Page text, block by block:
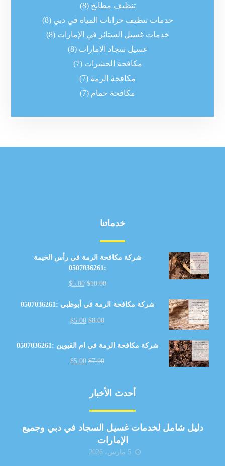
تنظيف مطابخ (8)
خدمات تنظيف خزانات المياه في دبي (8)
خدمات غسيل الستائر في الإمارات (8)
غسيل سجاد الامارات (8)
مكافحة الحشرات (7)
مكافحة الرمة (7)
مكافحة حمام (7)
خدماتنا
شركة مكافحة الرمة في رأس الخيمة
:0507036261
$10.00
$5.00
شركة مكافحة الرمة في أبوظبي :0507036261
$8.00
$5.00
شركة مكافحة الرمة في ام القيوين :0507036261
$7.00
$5.00
أحدث الأخبار
دليل شامل لخدمات غسيل السجاد في دبي وجميع
الإمارات
5 مارس، 2026